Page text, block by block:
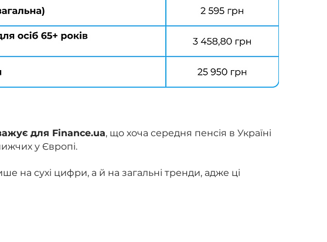
для Finance.ua, що хоча середня пенсія в Україні
у Європі.
на сухі цифри, а й на загальні тренди, адже ці